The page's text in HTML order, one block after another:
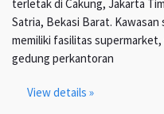
terletak di Cakung, Jakarta
Satria, Bekasi Barat.
memiliki fasilitas
gedung perkantoran
View details »